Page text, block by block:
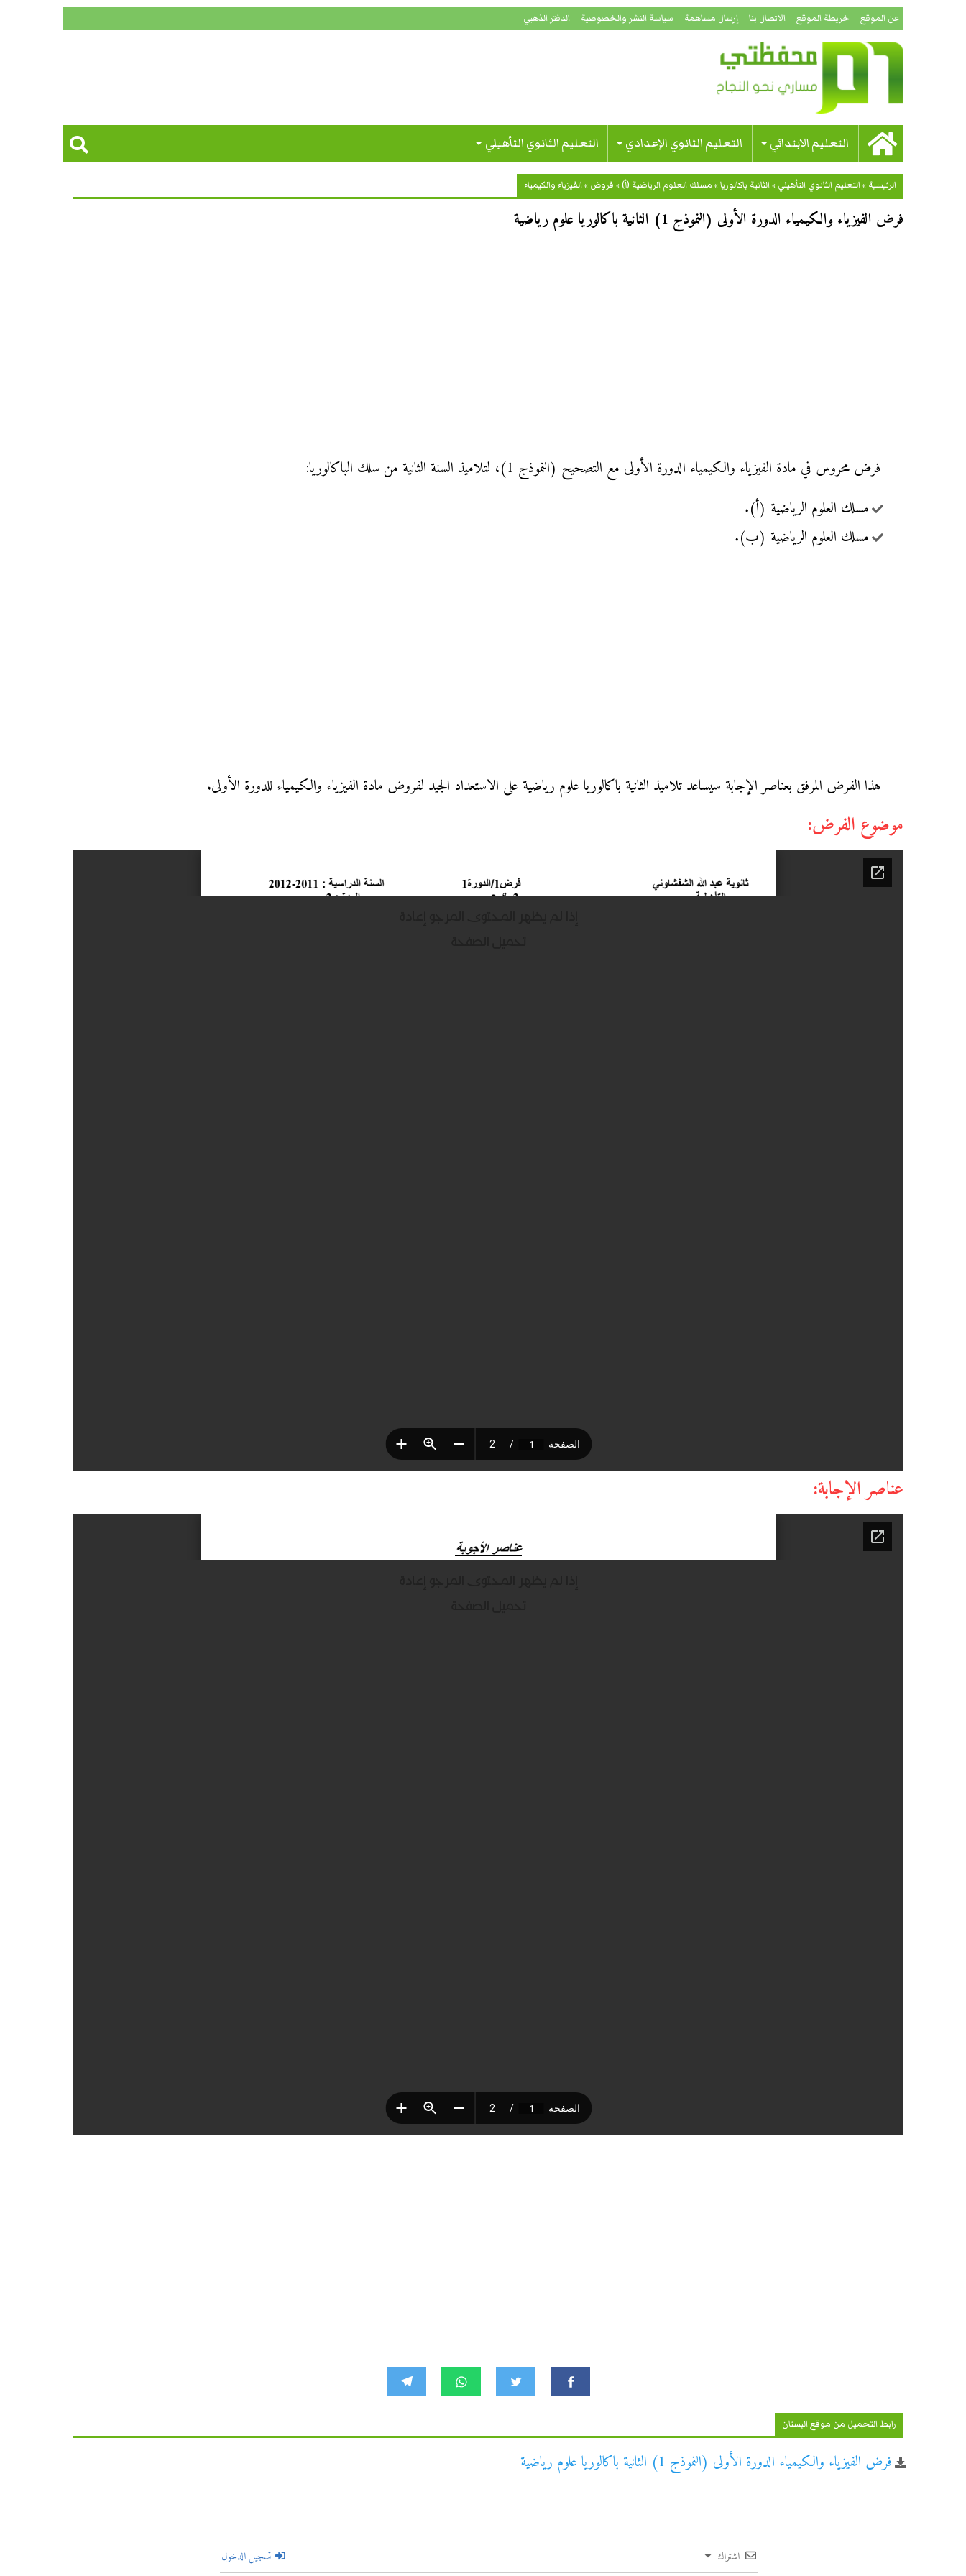
عن الموقع خريطة الموقع الاتصال بنا إرسال مساهمة سياسة النشر والخصوصية الدفتر الذهبي
التعليم الابتدائي التعليم الثانوي الإعدادي التعليم الثانوي التأهيلي
الرئيسية »التعليم الثانوي التأهيلي »الثانية باكالوريا» مسلك العلوم الرياضية (أ)» فروض »الفيزياء والكيمياء
فرض الفيزياء والكيمياء الدورة الأولى (النموذج 1) الثانية باكالوريا علوم رياضية
فرض محروس في مادة الفيزياء والكيمياء الدورة الأولى مع التصحيح (النموذج 1)، لتلاميذ السنة الثانية من سلك الباكالوريا:
مسلك العلوم الرياضية (أ).
مسلك العلوم الرياضية (ب).
هذا الفرض المرفق بعناصر الإجابة سيساعد تلاميذ الثانية باكالوريا علوم رياضية على الاستعداد الجيد لفروض مادة الفيزياء والكيمياء للدورة الأولى.
موضوع الفرض:
عناصر الإجابة:
رابط التحميل من موقع البستان
فرض الفيزياء والكيمياء الدورة الأولى (النموذج 1) الثانية باكالوريا علوم رياضية
اشتراك تسجيل الدخول